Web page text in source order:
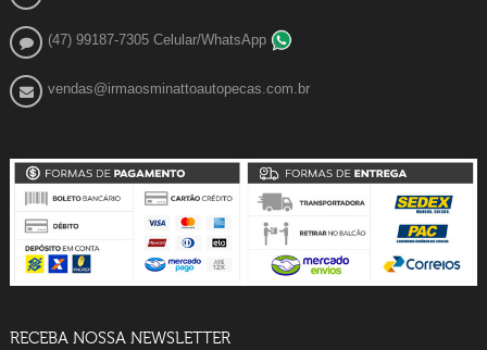
(47) 99187-7305 Celular/WhatsApp
vendas@irmaosminattoautopecas.com.br
RECEBA NOSSA NEWSLETTER